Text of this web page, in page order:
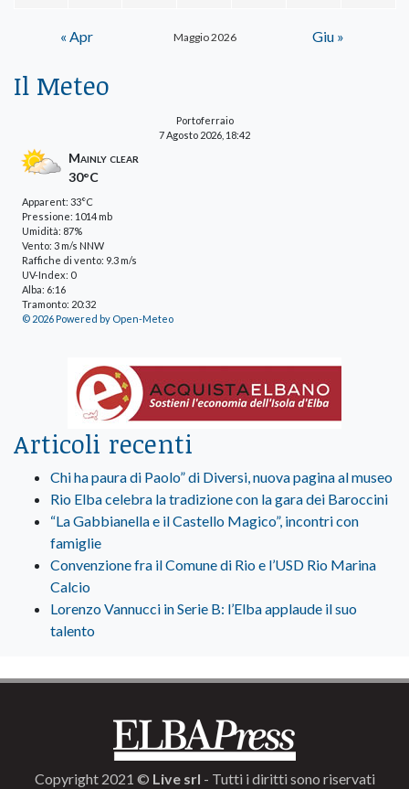
Maggio 2026
« Apr Giu »
Il Meteo
Portoferraio
7 Agosto 2026, 18:42
Mainly clear
30°C
Apparent: 33°C
Pressione: 1014 mb
Umidità: 87%
Vento: 3 m/s NNW
Raffiche di vento: 9.3 m/s
UV-Index: 0
Alba: 6:16
Tramonto: 20:32
© 2026 Powered by Open-Meteo
Articoli recenti
Chi ha paura di Paolo” di Diversi, nuova pagina al museo
Rio Elba celebra la tradizione con la gara dei Baroccini
“La Gabbianella e il Castello Magico”, incontri con
famiglie
Convenzione fra il Comune di Rio e l’USD Rio Marina
Calcio
Lorenzo Vannucci in Serie B: l’Elba applaude il suo
talento
Copyright 2021 © Live srl - Tutti i diritti sono riservati